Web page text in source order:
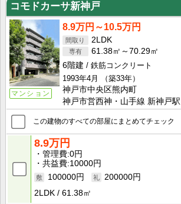
コモドカーサ新神戸
マンション
8.9万円～10.5万円
2LDK
61.38㎡～70.29㎡
6階建
鉄筋コンクリート
1993年4月
（築33年）
神戸市中央区熊内町
神戸市営西神・山手線 新神戸
この建物のすべての部屋にまとめてチェック
8.9万円
管理費 0円
共益費 10000円
100000円
200000円
2LDK
61.38㎡